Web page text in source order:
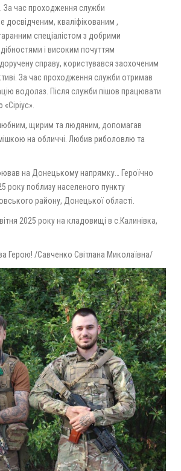
За час проходження служби
досвідченим, кваліфікованим ,
спеціалістом з добрими
і високим почуттям
справу, користувався заохоченим
За час проходження служби отримав
водолаз. Після служби пішов працювати
щирим та людяним, допомагав
на обличчі. Любив риболовлю та
на Донецькому напрямку… Героїчно
року поблизу населеного пункту
району, Донецької області.
2025 року на кладовищі в с.Калинівка,
Герою! /Савченко Світлана Миколаївна/